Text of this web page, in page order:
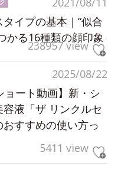
タイプの基本｜“似合
かる16種類の顔印象
238957 view
2025/08/22
ョート動画】新・シ
容液「ザ リンクルセ
おすすめの使い方っ
5411 view